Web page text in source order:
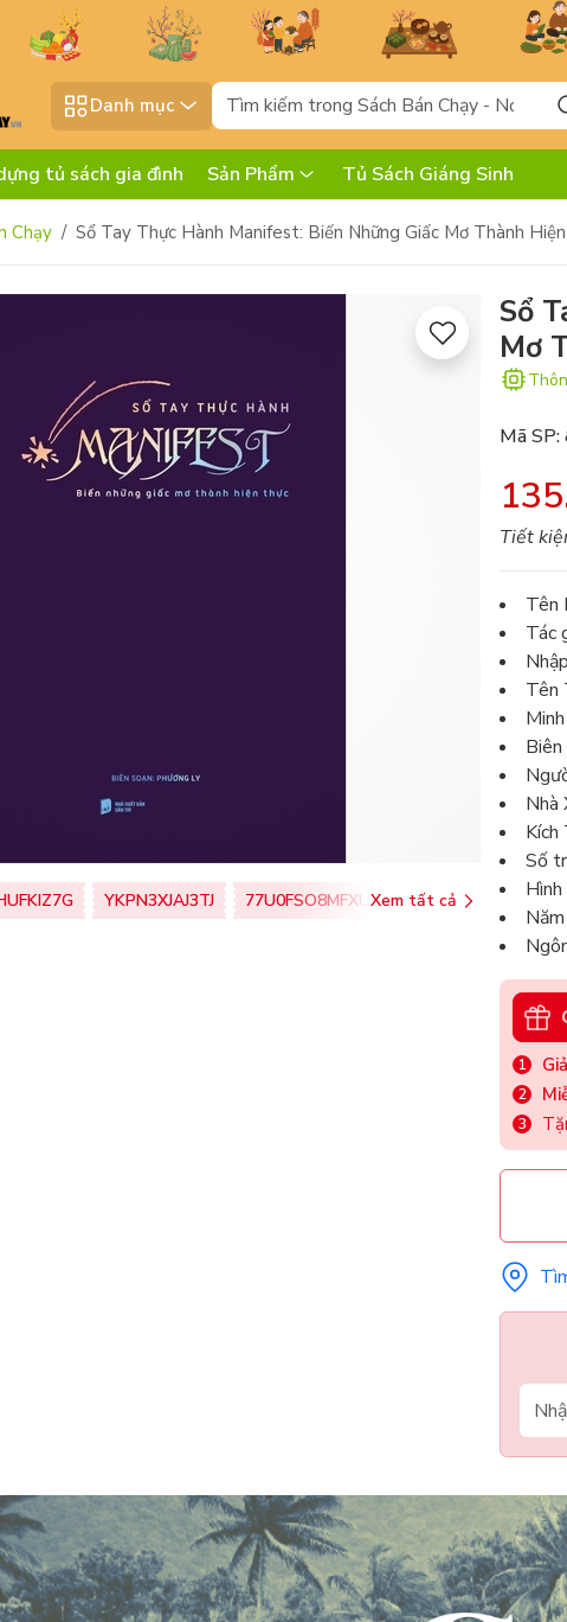
Danh mục
tủ sách gia đình Sản Phẩm Tủ Sách Giáng Sinh
Chạy Sổ Tay Thực Hành Manifest: Biến Những Giấc Mơ Thành
YKPN3XJAJ3TJ 77U0FSO8MFXU Xem tất cả
Sổ
Mơ
Mã SP:
Tiết
Tên
Tác
Tên
Biên
Nhà
Số